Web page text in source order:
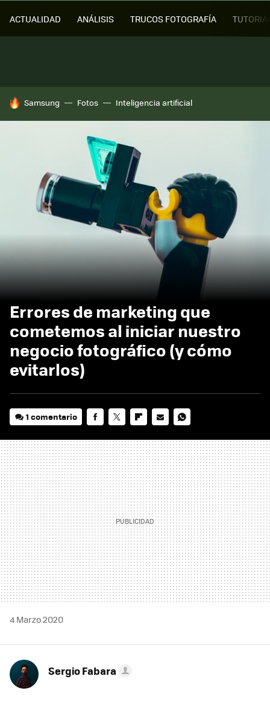
ACTUALIDAD ANÁLISIS TRUCOS FOTOGRAFÍA
HOY SE HABLA DE
Samsung Fotos Inteligencia artificial
Errores de marketing que
cometemos al iniciar nuestro
negocio fotográfico (y cómo
evitarlos)
1 comentario
MAIL
4 Marzo 2020
Sergio Fabara